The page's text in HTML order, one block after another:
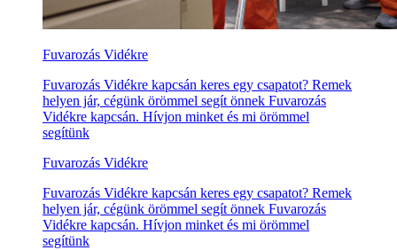
Fuvarozás Vidékre
Fuvarozás Vidékre kapcsán keres egy csapatot? Remek
helyen jár, cégünk örömmel segít önnek Fuvarozás
Vidékre kapcsán. Hívjon minket és mi örömmel
segítünk
Fuvarozás Vidékre
Fuvarozás Vidékre kapcsán keres egy csapatot? Remek
helyen jár, cégünk örömmel segít önnek Fuvarozás
Vidékre kapcsán. Hívjon minket és mi örömmel
segítünk